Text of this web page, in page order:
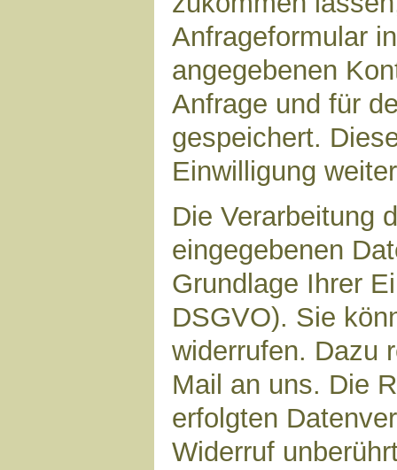
Anfrageformular
angegebenen
Anfrage und für
gespeichert.
Einwilligung
Die Verarbeitung
eingegebenen
Grundlage Ihrer
DSGVO). Sie
widerrufen. Dazu
Mail an uns. Die
erfolgten
Widerruf